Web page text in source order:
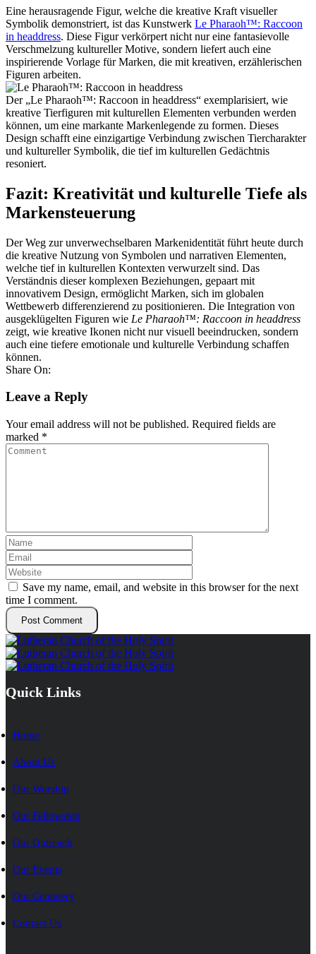
Eine herausragende Figur, welche die kreative Kraft visueller
Symbolik demonstriert, ist das Kunstwerk Le Pharaoh™: Raccoon
in headdress. Diese Figur verkörpert nicht nur eine fantasievolle
Verschmelzung kultureller Motive, sondern liefert auch eine
inspirierende Vorlage für Marken, die mit kreativen, erzählerischen
Figuren arbeiten.
Der „Le Pharaoh™: Raccoon in headdress“ exemplarisiert, wie
kreative Tierfiguren mit kulturellen Elementen verbunden werden
können, um eine markante Markenlegende zu formen. Dieses
Design schafft eine einzigartige Verbindung zwischen Tiercharakter
und kultureller Symbolik, die tief im kulturellen Gedächtnis
resoniert.
Fazit: Kreativität und kulturelle Tiefe als
Markensteuerung
Der Weg zur unverwechselbaren Markenidentität führt heute durch
die kreative Nutzung von Symbolen und narrativen Elementen,
welche tief in kulturellen Kontexten verwurzelt sind. Das
Verständnis dieser komplexen Beziehungen, gepaart mit
innovativem Design, ermöglicht Marken, sich im globalen
Wettbewerb differenzierend zu positionieren. Die Integration von
ausgeklügelten Figuren wie Le Pharaoh™: Raccoon in headdress
zeigt, wie kreative Ikonen nicht nur visuell beeindrucken, sondern
auch eine tiefere emotionale und kulturelle Verbindung schaffen
können.
Share On:
Leave a Reply
Your email address will not be published. Required fields are
marked *
Save my name, email, and website in this browser for the next
time I comment.
Quick Links
Home
About Us
Our Worship
Our Fellowship
Our Outreach
Our Events
Our Cemetery
Contact Us